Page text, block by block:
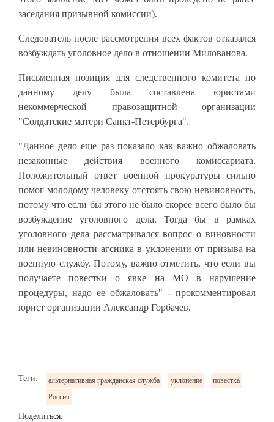
заседания призывной комиссии).
Следователь после рассмотрения всех фактов отказался
возбуждать уголовное дело в отношении Милованова.
Письменная позиция для следственного комитета по
данному делу была составлена юристами
некоммерческой правозащитной организации
"Солдатские матери Санкт-Петербурга".
"Данное дело еще раз показало как важно обжаловать
незаконные действия военного комиссариата.
Положительный ответ военной прокуратуры сильно
помог молодому человеку отстоять свою невиновность,
потому что если бы этого не было скорее всего было бы
возбуждение уголовного дела. Тогда бы в рамках
уголовного дела рассматривался вопрос о виновности
или невиновности агсника в уклонении от призыва на
военную службу. Потому, важно отметить, что если вы
получаете повестки о явке на МО в нарушение
процедуры, надо ее обжаловать" - прокомментировал
юрист организации Александр Горбачев.
Теги: альтернативная гражданская служба уклонение
повестка
Россия
Поделиться: